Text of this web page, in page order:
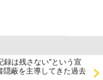
録は残さない”という宣
隠蔽を主導してきた過去